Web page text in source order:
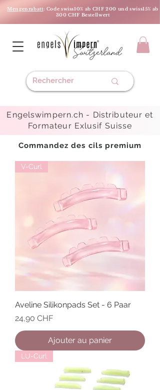
Mengenrabatt: Code swiss10% ab CHF 200 und swiss15% ab
300 CHF Bestellwert
Engelswimpern.ch - Distributeur et
Formateur Exlusif Suisse
Commandez des cils premium
V-Curl
Aveline Silikonpads Set - 6 Paar
Prix
24,90 CHF
Ajouter au panier
LU-Curl